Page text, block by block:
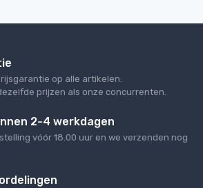
op alle artikelen.
prijzen als onze concurrenten.
2-4 werkdagen
vóór 18.00 uur en we verzenden nog